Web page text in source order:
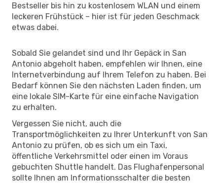
Bestseller bis hin zu kostenlosem WLAN und einem
leckeren Frühstück – hier ist für jeden Geschmack
etwas dabei.
Sobald Sie gelandet sind und Ihr Gepäck in San
Antonio abgeholt haben, empfehlen wir Ihnen, eine
Internetverbindung auf Ihrem Telefon zu haben. Bei
Bedarf können Sie den nächsten Laden finden, um
eine lokale SIM-Karte für eine einfache Navigation
zu erhalten.
Vergessen Sie nicht, auch die
Transportmöglichkeiten zu Ihrer Unterkunft von San
Antonio zu prüfen, ob es sich um ein Taxi,
öffentliche Verkehrsmittel oder einen im Voraus
gebuchten Shuttle handelt. Das Flughafenpersonal
sollte Ihnen am Informationsschalter die besten